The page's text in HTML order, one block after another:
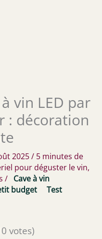
vin LED par
: décoration
2025/ 5 minutes de
pour déguster le vin,
/ Cave à vin
budget
Test
votes)